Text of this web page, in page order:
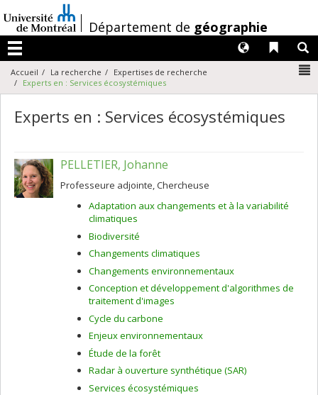
au
contenu
/Département de géographie
Menu
Liens
Langues
Accueil La recherche
Expertises de recherche
Experts en : Services écosystémiques
Experts en : Services écosystémiques
PELLETIER, Johanne
Professeure adjointe, Chercheuse
Adaptation aux changements et à la variabilité
climatiques
Biodiversité
Changements climatiques
Changements environnementaux
Conception et développement d'algorithmes de
traitement d'images
Cycle du carbone
Enjeux environnementaux
Étude de la forêt
Radar à ouverture synthétique (SAR)
Services écosystémiques